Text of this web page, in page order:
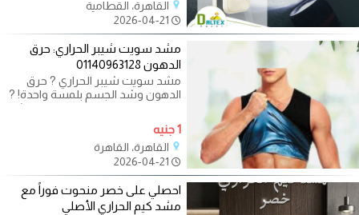
القاهرة، القطامية
مشد سويت شيبر الحراري: حرق
الدهون 01140963128
مشد سويت شيبر الحراري ? حرق
الدهون وشد الجسم بلمسة واحدة! ?
هل ترغب في تحسين مظهرك وشد
جسمك بسهولة؟
1 جنيه
القاهرة، القاهرة
احصلي على خصر منحوت فوراً مع
مشد كيم الحراري الأصلي